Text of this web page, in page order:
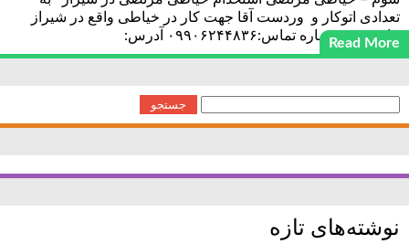
تعدادی اتوکار و وردست آقا جهت کار در خیاطی واقع در شیراز
نیازمندیم. شماره تماس:۰۹۹۰۶۲۴۴۸۳۶ آدرس:
Read More
برای:
نوشته‌های تازه